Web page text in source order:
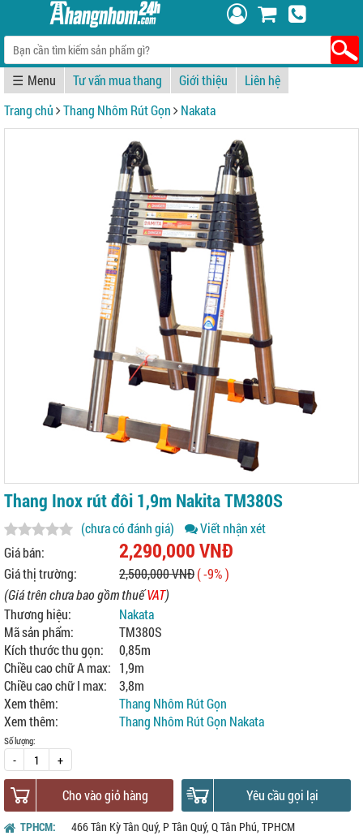
☰ Tư vấn mua thang Giới thiệu
Liên hệ
Trang chủ
Thang Nhôm Rút Gọn Nakata
Thang Inox rút đôi 1,9m Nakita TM380S
(chưa có đánh giá)
Viết nhận xét
Giá bán:
2,290,000 VNĐ
Giá thị trường: 2,500,000 VNĐ( -9% )
(Giá trên chưa bao gồm thuếVAT)
Thương hiệu:
Nakata
Mã sản phẩm:
TM380S
Kích thước thu gọn:
0,85m
Chiều cao chữ A max: 1,9m
Chiều cao chữ I max:
3,8m
Xem thêm:
Thang Nhôm Rút Gọn
Xem thêm:
Thang Nhôm Rút Gọn Nakata
Số lượng:
- +
Cho vào giỏ hàng Yêu cầu gọi lại
TPHCM:
466 Tân Kỳ Tân Quý, P Tân Quý, Q Tân Phú, TPHCM